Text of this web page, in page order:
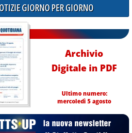
GIORNO PER GIORNO
Archivio
Digitale in PDF
Ultimo numero:
mercoledì 5 agosto